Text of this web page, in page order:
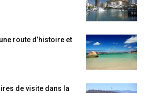
route d’histoire et
de visite dans la